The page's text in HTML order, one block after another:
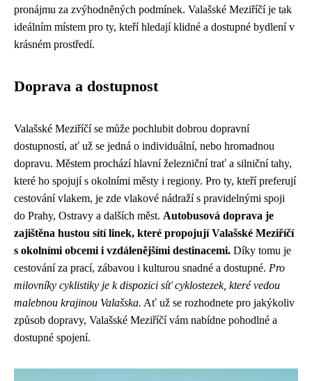
pronájmu za zvýhodněných podmínek. Valašské Meziříčí je tak
ideálním místem pro ty, kteří hledají klidné a dostupné bydlení v
krásném prostředí.
Doprava a dostupnost
Valašské Meziříčí se může pochlubit dobrou dopravní
dostupností, ať už se jedná o individuální, nebo hromadnou
dopravu. Městem prochází hlavní železniční trať a silniční tahy,
které ho spojují s okolními městy i regiony. Pro ty, kteří preferují
cestování vlakem, je zde vlakové nádraží s pravidelnými spoji
do Prahy, Ostravy a dalších měst. Autobusová doprava je
zajištěna hustou sítí linek, které propojují Valašské Meziříčí
s okolními obcemi i vzdálenějšími destinacemi. Díky tomu je
cestování za prací, zábavou i kulturou snadné a dostupné. Pro
milovníky cyklistiky je k dispozici síť cyklostezek, které vedou
malebnou krajinou Valašska. Ať už se rozhodnete pro jakýkoliv
způsob dopravy, Valašské Meziříčí vám nabídne pohodlné a
dostupné spojení.